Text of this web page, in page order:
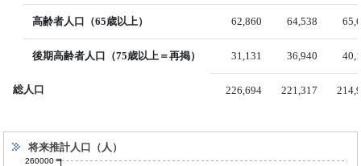
高齢者人口（65歳以上） 62,860 64,538
後期高齢者人口（75歳以上＝再掲） 31,131 36,940
総人口 226,694 221,317
将来推計人口（人）
260000